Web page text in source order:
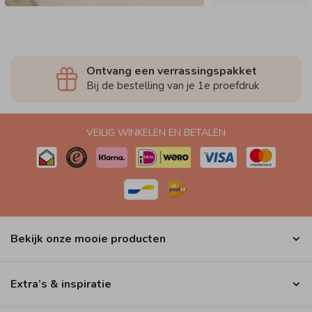
Ontvang een verrassingspakket
Bij de bestelling van je 1e proefdruk
VEILIG WINKELEN EN BETALEN
Bekijk onze mooie producten
Extra’s & inspiratie